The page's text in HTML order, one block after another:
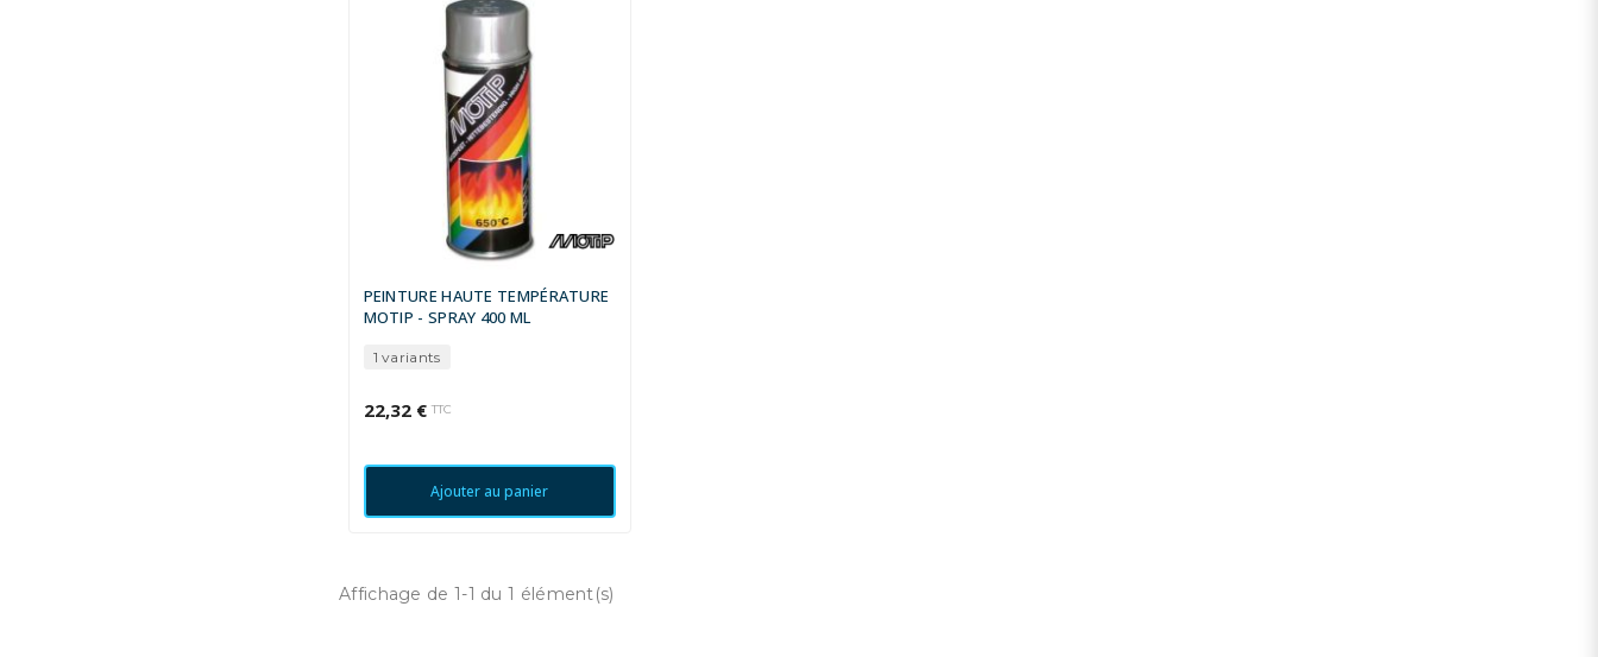
PEINTURE HAUTE TEMPÉRATURE
MOTIP - SPRAY 400 ML
1 variants
22,32 € TTC
Ajouter au panier
Affichage de 1-1 du 1 élément(s)